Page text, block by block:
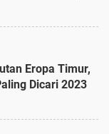
Eropa Timur,
Dicari 2023